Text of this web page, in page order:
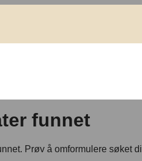
funnet
Prøv å omformulere søket